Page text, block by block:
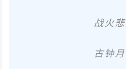
战火
古钟